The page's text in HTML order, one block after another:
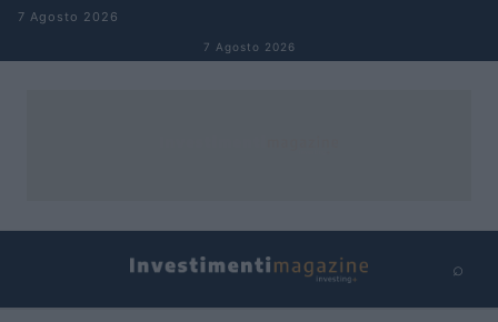
Salta al contenuto
7 Agosto 2026
7 Agosto 2026
⌕